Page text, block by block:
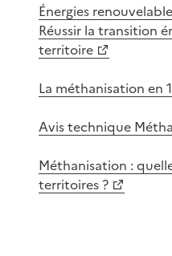
Énergies
Réussir la transition
territoire
La méthanisation en
Avis technique
Méthanisation :
territoires ?